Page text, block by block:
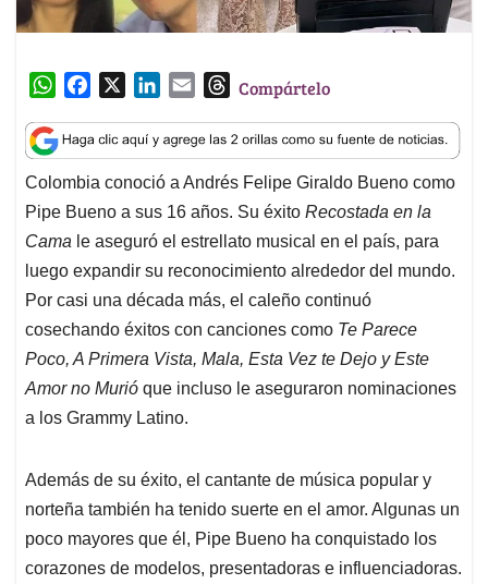
W
a
t
s
A
p
p
c
e
b
o
o
k
n
k
e
d
I
n
a
i
l
T
r
e
a
d
s
Compártelo
Colombia conoció a Andrés Felipe Giraldo Bueno como
Pipe Bueno a sus 16 años. Su éxito Recostada en la
Cama le aseguró el estrellato musical en el país, para
luego expandir su reconocimiento alrededor del mundo.
Por casi una década más, el caleño continuó
cosechando éxitos con canciones como Te Parece
Poco, A Primera Vista, Mala, Esta Vez te Dejo y Este
Amor no Murió que incluso le aseguraron nominaciones
a los Grammy Latino.
Además de su éxito, el cantante de música popular y
norteña también ha tenido suerte en el amor. Algunas un
poco mayores que él, Pipe Bueno ha conquistado los
corazones de modelos, presentadoras e influenciadoras.